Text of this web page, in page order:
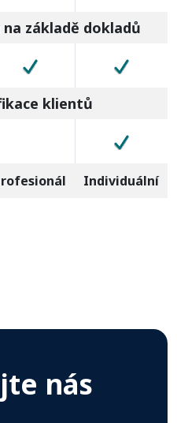
základě dokladů
klientů
Individuální
nás